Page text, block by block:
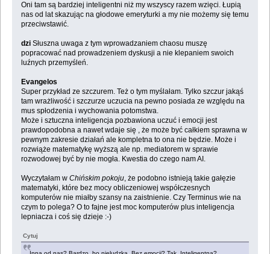
Oni tam są bardziej inteligentni niż my wszyscy razem wzięci. Łupią
nas od lat skazując na głodowe emeryturki a my nie możemy się temu
przeciwstawić.
dziSłuszna uwaga z tym wprowadzaniem chaosu muszę
popracować nad prowadzeniem dyskusji a nie klepaniem swoich
luźnych przemyśleń.
Evangelos
Super przykład ze szczurem. Też o tym myślałam. Tylko szczur jakąś
tam wrażliwość i szczurze uczucia na pewno posiada ze względu na
mus spłodzenia i wychowania potomstwa.
Może i sztuczna inteligencja pozbawiona uczuć i emocji jest
prawdopodobna a nawet wdaje się , że może być całkiem sprawna w
pewnym zakresie działań ale kompletna to ona nie będzie. Może i
rozwiąże matematykę wyższą ale np. mediatorem w sprawie
rozwodowej być by nie mogła. Kwestia do czego nam AI.
Wyczytałam w Chińskim pokoju, że podobno istnieją takie gałęzie
matematyki, które bez mocy obliczeniowej współczesnych
komputerów nie miałby szansy na zaistnienie. Czy Terminus wie na
czym to polega? O to fajne jest moc komputerów plus inteligencja
lepniacza i coś się dzieje :-)
Cytuj